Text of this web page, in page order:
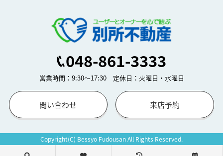
048-861-3333
営業時間：9:30～17:30 定休日：火曜日・水曜日
問い合わせ 来店予約
Copyright(C) Bessyo Fudousan All Rights Reserved.